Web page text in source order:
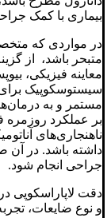
بیماری با کمک
در مواردی که
متبحر باشد، از
معاینه فیزیکی،
سیستوسکوپیک
مستمر و به
بر عملکرد روزمره
ناهنجاری‌های
داشته باشد. در آن
جراحی انجام شود.
دقت لاپاراسکوپی
و نوع ضایعات،